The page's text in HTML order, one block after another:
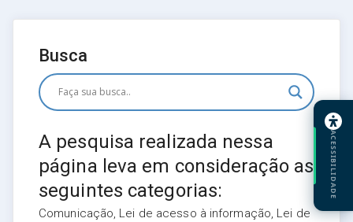
Busca
A pesquisa realizada nessa
página leva em consideração as
seguintes categorias:
Comunicação, Lei de acesso à informação, Lei de
ACESSIBILIDADE